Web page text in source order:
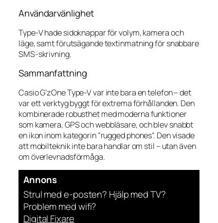
Användarvänlighet
Type-V hade sidoknappar för volym, kamera och
läge, samt förutsägande textinmatning för snabbare
SMS-skrivning.
Sammanfattning
Casio G’zOne Type-V var inte bara en telefon – det
var ett verktyg byggt för extrema förhållanden. Den
kombinerade robusthet med moderna funktioner
som kamera, GPS och webbläsare, och blev snabbt
en ikon inom kategorin ”rugged phones”. Den visade
att mobilteknik inte bara handlar om stil – utan även
om överlevnadsförmåga.
Annons
Strul med e-posten? Hjälp med TV?
Problem med wifi?
Digital Fixare